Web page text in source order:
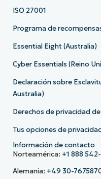
ISO 27001
Programa de
Essential Eight (Australia)
Cyber Essentials (Reino
Declaración sobre
Australia)
Derechos de privacidad
Tus opciones de
Información de contacto
Norteamérica: +1 888
Alemania: +49 30-